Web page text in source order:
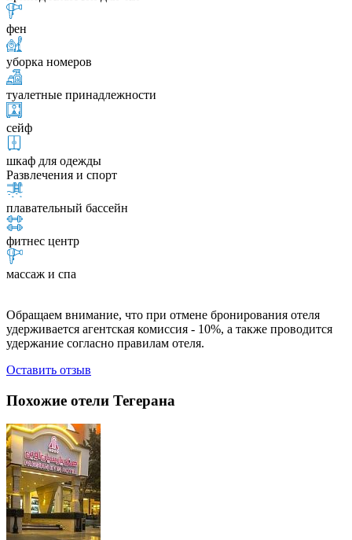
фен
уборка номеров
туалетные принадлежности
сейф
шкаф для одежды
Развлечения и спорт
плавательный бассейн
фитнес центр
массаж и спа
Обращаем внимание, что при отмене бронирования отеля
удерживается агентская комиссия - 10%, а также проводится
удержание согласно правилам отеля.
Оставить отзыв
Похожие отели Тегерана